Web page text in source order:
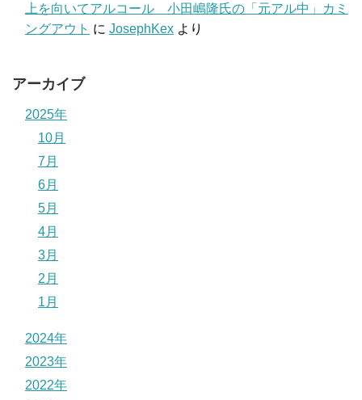
上を向いてアルコール 小田嶋隆氏の「元アル中」カミ
ングアウト に JosephKex より
アーカイブ
2025年
10月
7月
6月
5月
4月
3月
2月
1月
2024年
2023年
2022年